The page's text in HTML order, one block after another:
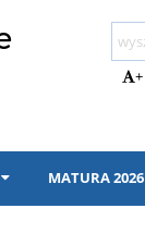
+
MATURA 2026